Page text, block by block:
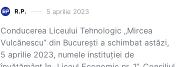
R.P. 5 aprilie 2023
Conducerea Liceului Tehnologic „Mircea
Vulcănescu” din București a schimbat astăzi,
5 aprilie 2023, numele instituției de